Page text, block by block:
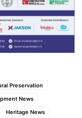
Preservation
News
Heritage News